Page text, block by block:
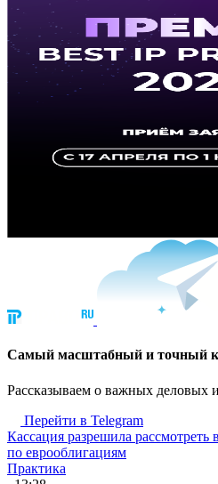
Cамый масштабный и точный
Рассказываем о важных деловых
Перейти в Telegram
Кассация разрешила
по еврооблигациям
Практика